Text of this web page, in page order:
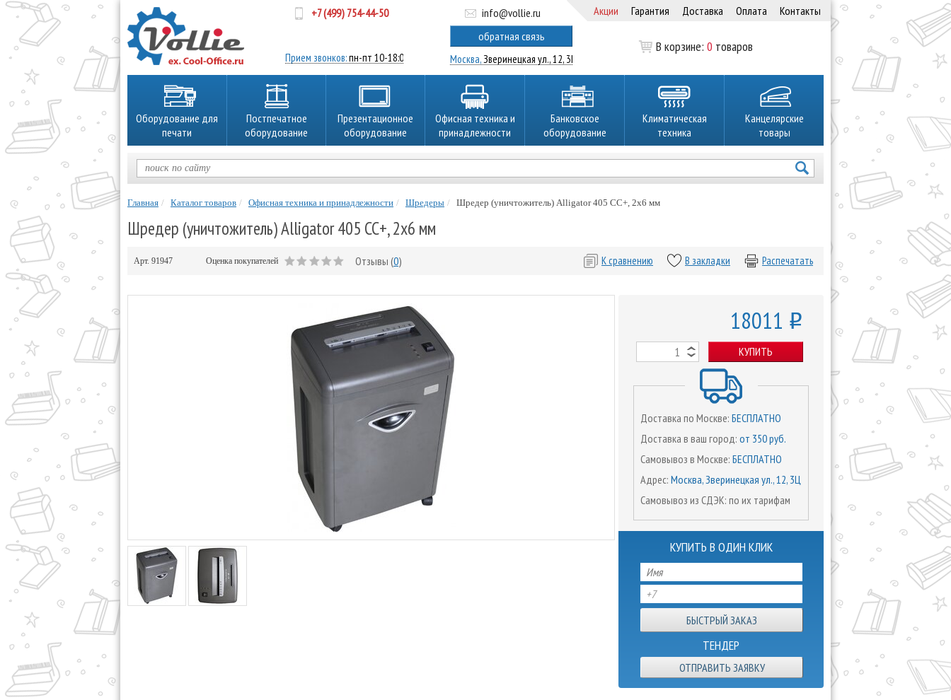
+7 (499) 754-44-50
Прием звонков:пн-пт 10-18:00
info@vollie.ru
обратная связь
Москва,Зверинецкая ул., 12, 3Ц
Акции Гарантия Доставка Оплата Контакты
В корзине:0 товаров
Оборудование для
печати
Постпечатное
оборудование
Презентационное
оборудование
Офисная техника и
принадлежности
Банковское
оборудование
Климатическая
техника
Канцелярские
товары
Главная Каталог товаров Офисная техника и принадлежности Шредеры Шредер (уничтожитель) Alligator 405 CC+, 2х6 мм
Шредер (уничтожитель) Alligator 405 CC+, 2х6 мм
Арт. 91947 Оценка покупателей Отзывы (0) Распечатать
В закладки
К сравнению
18011 o
КУПИТЬ
Доставка по Москве: БЕСПЛАТНО
Доставка в ваш город: от 350 руб.
Самовывоз в Москве: БЕСПЛАТНО
Адрес: Москва, Зверинецкая ул., 12, 3Ц
Самовывоз из СДЭК: по их тарифам
КУПИТЬ В ОДИН КЛИК
ТЕНДЕР
ОТПРАВИТЬ ЗАЯВКУ